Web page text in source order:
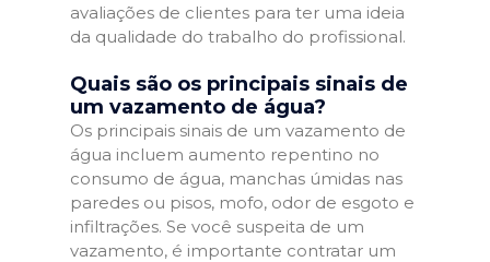
avaliações de clientes para ter uma ideia
da qualidade do trabalho do profissional.
Quais são os principais sinais de
um vazamento de água?
Os principais sinais de um vazamento de
água incluem aumento repentino no
consumo de água, manchas úmidas nas
paredes ou pisos, mofo, odor de esgoto e
infiltrações. Se você suspeita de um
vazamento, é importante contratar um